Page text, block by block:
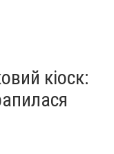
кіоск: